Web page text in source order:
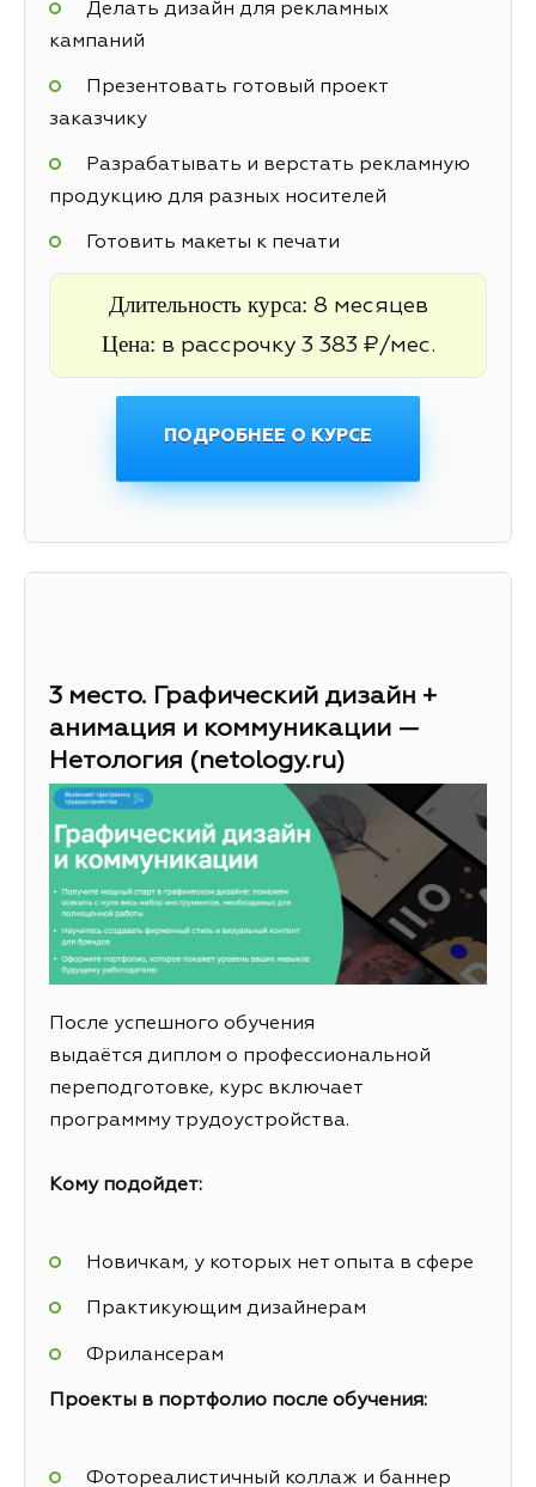
Делать дизайн для рекламных
кампаний
Презентовать готовый проект
заказчику
Разрабатывать и верстать рекламную
продукцию для разных носителей
Готовить макеты к печати
Длительность курса: 8 месяцев
Цена: в рассрочку 3 383 ₽/мес.
ПОДРОБНЕЕ О КУРСЕ
3 место. Графический дизайн +
анимация и коммуникации —
Нетология (netology.ru)
После успешного обучения
выдаётся диплом о профессиональной
переподготовке, курс включает
программму трудоустройства.
Кому подойдет:
Новичкам, у которых нет опыта в сфере
Практикующим дизайнерам
Фрилансерам
Проекты в портфолио после обучения:
Фотореалистичный коллаж и баннер